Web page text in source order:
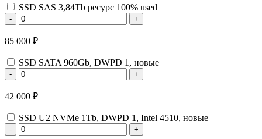
SSD SAS 3,84Tb ресурс 100% used
- +
85 000 ₽
SSD SATA 960Gb, DWPD 1, новые
- +
42 000 ₽
SSD U2 NVMe 1Tb, DWPD 1, Intel 4510, новые
- +